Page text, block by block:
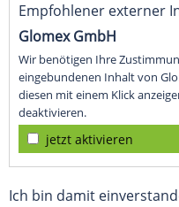
Empfohlener externer
Glomex GmbH
Wir benötigen Ihre
eingebundenen Inhalt von
diesen mit einem Klick
deaktivieren.
jetzt aktivieren
Ich bin damit